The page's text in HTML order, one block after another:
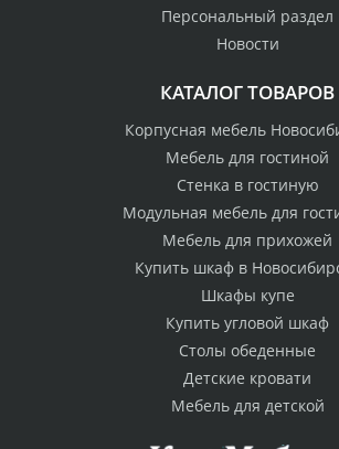
Персональный раздел
Новости
КАТАЛОГ ТОВАРОВ
Корпусная мебель
Мебель для гостиной
Стенка в гостиную
Модульная мебель для
Мебель для прихожей
Купить шкаф в
Шкафы купе
Купить угловой шкаф
Столы обеденные
Детские кровати
Мебель для детской